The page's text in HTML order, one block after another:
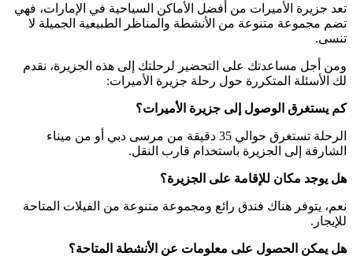
تعد جزيرة الأميرات من أفضل الأماكن السياحية في الإمارات، فهي
تضم مجموعة متنوعة من الأنشطة والمناظر الطبيعية الجميلة لا
تنسى.
ومن أجل مساعدتك على التحضير لرحلتك إلى هذه الجزيرة، نقدم
لك الأسئلة المتكررة حول رحلة جزيرة الأميرات:
كم يستغرق الوصول إلى جزيرة الأميرات؟
الرحلة تستغرق حوالي 35 دقيقة من مرسى دبي أو من ميناء
الشارقة إلى الجزيرة باستخدام قارب النقل.
هل يوجد مكان للإقامة على الجزيرة؟
نعم، يتوفر هناك فندق رائع ومجموعة متنوعة من الفيلات المتاحة
للإيجار.
هل يمكن الحصول على معلومات عن الأنشطة المتاحة؟